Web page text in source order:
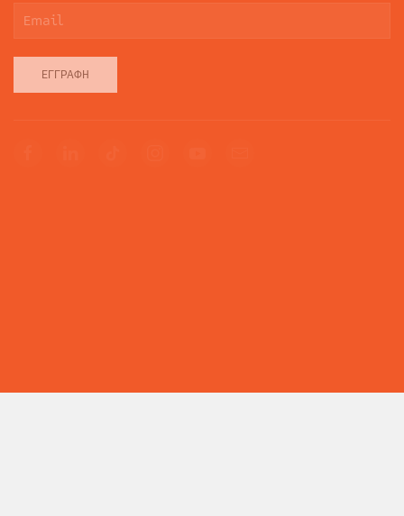
ΕΓΓΡΑΦΉ